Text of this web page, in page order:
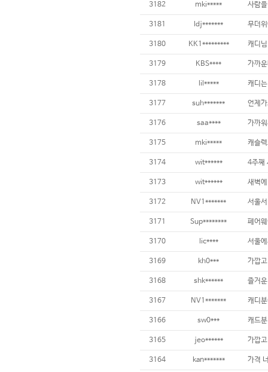
3182 mki*****
3181 ldj*******
3180 KK1*********
3179 KBS****
3178 lil*****
3177 suh*******
3176 saa****
3175 mki*****
3174 wit******
3173 wit******
3172 NV1*******
3171 Sup******** 페어
3170 lic****
3169 kh0*** 가깝
3168 shk******
3167 NV1*******
3166 sw0***
3165 jeo******
3164 kan*******